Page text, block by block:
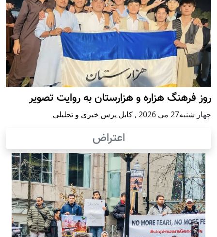
روز فرهنگ هزاره و هزارستان به روایت تصویر
چهار شنبه27 می 2026 , کابل پرس خبری و تحلیلی
اعتراض